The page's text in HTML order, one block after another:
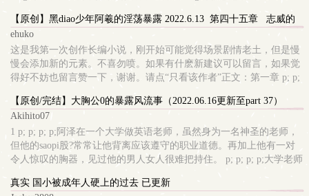
满15岁的少年战士，被队友抛弃在怪物群中，被一群xing食男鬼带
走，这是队伍中常用的手法，关键得有人牺牲，新人是最佳
【原创】黑diao少年阿羲的淫荡暴露 2022.6.13 第四十五章 志威的
xing趣启蒙（剧场版）
ehuko
这是我第一次创作长编小说，刚开始可能觉得场景剧情老土，但是慢
慢会添加新的元素。不喜勿喷。如果有什麽新建议可以留言，如果觉
得好不妨也留言赞一下，谢谢。请点“只看该作者”正文：第一章 p; p;
出了名的校草。平时ai好运动，体育课或课间都跟同学打篮球，平时
周六日都会跟朋友去游泳健身。晒出
【原创/完结】大胸公0的暴露风流事（2022.06.16更新至part 37）
Akihito07
1 p; p; p; p;阿泽在一个大学做英语老师，虽然身为一名神圣的老师，
但他的saopi股?常常让他背离应该遵守的职业道德。再加上他有一对
令人惊叹的胸器，见过他的男人女人很难把持住。 p; p; p; p;大学老师
兼职私人教练。 p; p; p; p;这天晚上客人很少，没有课的教练们陆续下
真实 国小被成年人硬上的过去 已更新